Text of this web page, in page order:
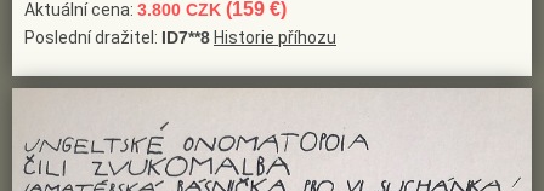
Aktuální cena: 3.800 CZK (159 €)
Poslední dražitel: ID7**8Historie příhozu